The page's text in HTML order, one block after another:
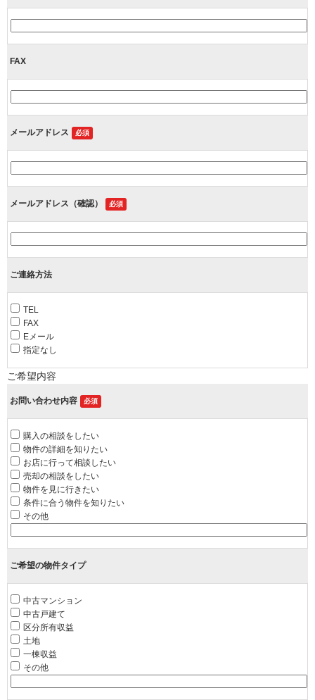
FAX
メールアドレス 必須
メールアドレス（確認） 必須
ご連絡方法
TEL
FAX
Eメール
指定なし
ご希望内容
お問い合わせ内容 必須
購入の相談をしたい
物件の詳細を知りたい
お店に行って相談したい
売却の相談をしたい
物件を見に行きたい
条件に合う物件を知りたい
その他
ご希望の物件タイプ
中古マンション
中古戸建て
区分所有収益
土地
一棟収益
その他